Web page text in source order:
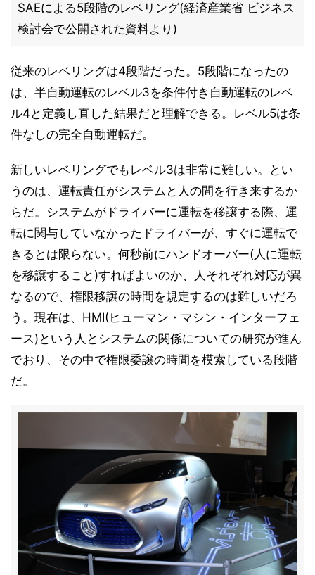
SAEによる5段階のレベリング(経済産業省 ビジネス
検討会で公開された資料より)
従来のレベリングは4段階だった。5段階になったの
は、半自動運転のレベル3を条件付き自動運転のレベ
ル4と定義し直した結果だと理解できる。レベル5は条
件なしの完全自動運転だ。
新しいレベリングでもレベル3は非常に難しい。とい
うのは、運転責任がシステムと人の間を行き来するか
らだ。システムがドライバーに運転を移譲する際、運
転に関与していなかったドライバーが、すぐに運転で
きるとは限らない。何秒前にハンドオーバー(人に運転
を移譲すること)すればよいのか、人それぞれ対応が異
なるので、権限移譲の時間を規定するのは難しいだろ
う。現在は、HMI(ヒューマン・マシン・インターフェ
ース)という人とシステムの関係についての研究が進ん
でおり、その中で権限委譲の時間を模索している段階
だ。